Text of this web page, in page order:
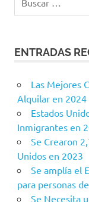
ENTRADAS
Las Mejores
Alquilar en 2024
Estados
Inmigrantes en
Se Crearon
Unidos en 2023
Se amplía el
para personas
Se Necesita